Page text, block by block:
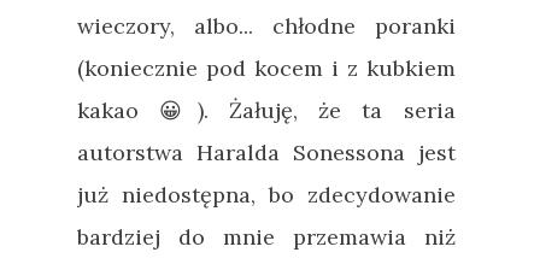
wieczory, albo... chłodne poranki
(koniecznie pod kocem i z kubkiem
kakao 😀). Żałuję, że ta seria
autorstwa Haralda Sonessona jest
już niedostępna, bo zdecydowanie
bardziej do mnie przemawia niż